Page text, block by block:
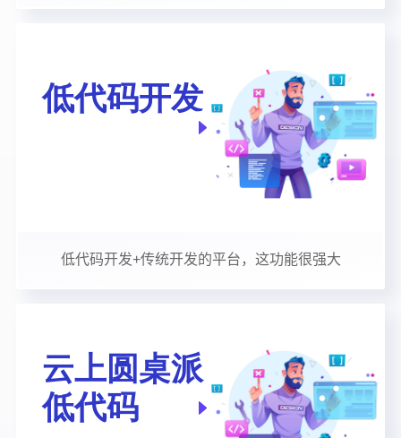
低代码开发+传统开发的平台，这功能很强大